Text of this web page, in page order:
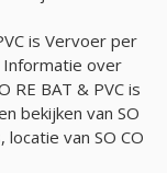
is Vervoer per
Informatie over
RE BAT & PVC is
bekijken van SO
locatie van SO CO